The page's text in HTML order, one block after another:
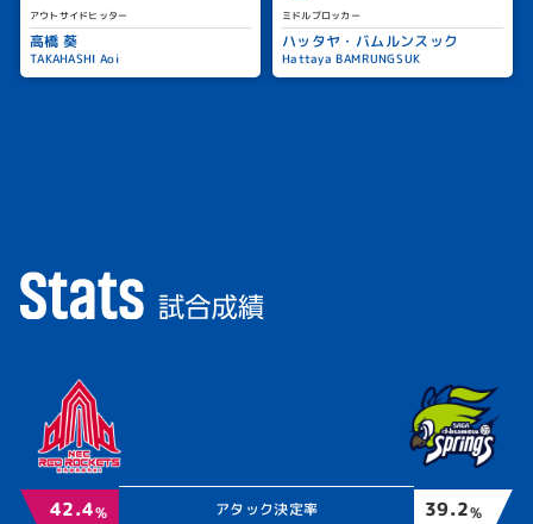
アウトサイドヒッター
高橋 葵
TAKAHASHI Aoi
ミドルブロッカー
ハッタヤ・バムルンスック
Hattaya BAMRUNGSUK
42.4% アタック決定率 39.2%